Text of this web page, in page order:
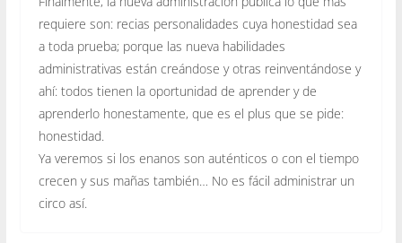
requiere son: recias personalidades cuya honestidad sea
a toda prueba; porque las nueva habilidades
administrativas están creándose y otras reinventándose y
ahí: todos tienen la oportunidad de aprender y de
aprenderlo honestamente, que es el plus que se pide:
honestidad.
Ya veremos si los enanos son auténticos o con el tiempo
crecen y sus mañas también… No es fácil administrar un
circo así.